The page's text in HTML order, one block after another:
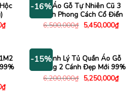
₫Giá
hiện
4,620,000₫.
-16%Tủ Áo Gỗ Tự Nhiên Cũ 3
Cánh Phong Cách Cổ Điển
6,500,000₫ Giá
gốc
5,450,000₫Giá
hiện
₫Giá
hiện
-15%Thanh Lý Tủ Quần Áo Gỗ
Thông 2 Cánh Đẹp Mới 99%
6,200,000₫ Giá
gốc
5,250,000₫Giá
hiện